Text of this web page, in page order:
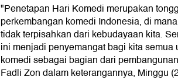
"Penetapan Hari Komedi merupakan
perkembangan komedi Indonesia, di
tidak terpisahkan dari kebudayaan kita.
ini menjadi penyemangat bagi kita semua
komedi sebagai bagian dari
Fadli Zon dalam keterangannya, Minggu